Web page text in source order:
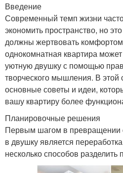
Введение
Современный темп жизни
экономить пространство, но
должны жертвовать
однокомнатная квартира
уютную двушку с помощью
творческого мышления. В этой
основные советы и идеи,
вашу квартиру более
Планировочные решения
Первым шагом в превращении
в двушку является
несколько способов разделить